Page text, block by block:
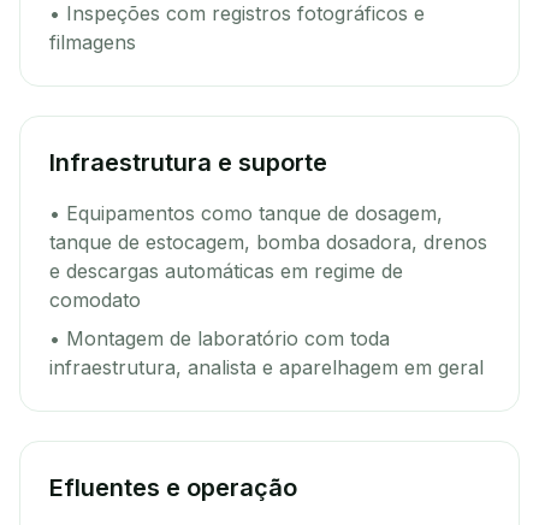
• Inspeções com registros fotográficos e
filmagens
Infraestrutura e suporte
• Equipamentos como tanque de dosagem,
tanque de estocagem, bomba dosadora, drenos
e descargas automáticas em regime de
comodato
• Montagem de laboratório com toda
infraestrutura, analista e aparelhagem em geral
Efluentes e operação